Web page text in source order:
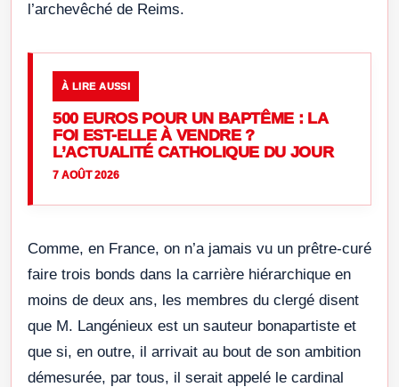
l’archevêché de Reims.
À LIRE AUSSI
500 EUROS POUR UN BAPTÊME : LA
FOI EST-ELLE À VENDRE ?
L’ACTUALITÉ CATHOLIQUE DU JOUR
7 AOÛT 2026
Comme, en France, on n’a jamais vu un prêtre-curé
faire trois bonds dans la carrière hiérarchique en
moins de deux ans, les membres du clergé disent
que M. Langénieux est un sauteur bonapartiste et
que si, en outre, il arrivait au bout de son ambition
démesurée, par tous, il serait appelé le cardinal